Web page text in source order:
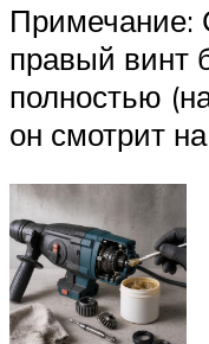
Примечание:
правый винт
полностью
он смотрит